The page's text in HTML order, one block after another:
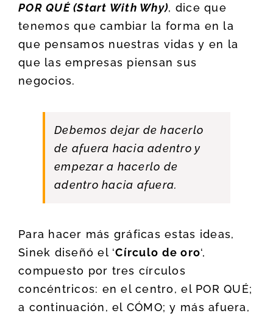
POR QUÉ(Start With Why), dice que
tenemos que cambiar la forma en la
que pensamos nuestras vidas y en la
que las empresas piensan sus
negocios.
Debemos dejar de hacerlo
de afuera hacia adentro y
empezar a hacerlo de
adentro hacia afuera.
Para hacer más gráficas estas ideas,
Sinek diseñó el ‘Círculo de oro‘,
compuesto por tres círculos
concéntricos: en el centro, el POR QUÉ;
a continuación, el CÓMO; y más afuera,